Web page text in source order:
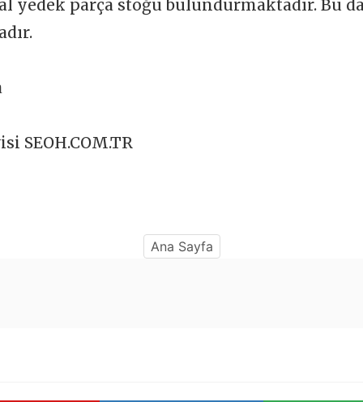
yedek parça stoğu bulundurmaktadır. Bu
SEOH.COM.TR
Ana Sayfa